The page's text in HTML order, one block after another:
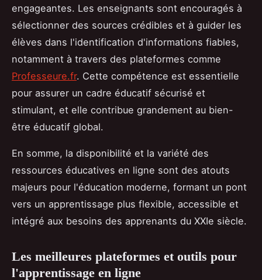
engageantes. Les enseignants sont encouragés à
sélectionner des sources crédibles et à guider les
élèves dans l'identification d'informations fiables,
notamment à travers des plateformes comme
Professeure.fr. Cette compétence est essentielle
pour assurer un cadre éducatif sécurisé et
stimulant, et elle contribue grandement au bien-
être éducatif global.
En somme, la disponibilité et la variété des
ressources éducatives en ligne sont des atouts
majeurs pour l'éducation moderne, formant un pont
vers un apprentissage plus flexible, accessible et
intégré aux besoins des apprenants du XXIe siècle.
Les meilleures plateformes et outils pour
l'apprentissage en ligne